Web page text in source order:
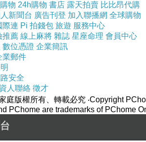
物 24h購物 書店 露天拍賣 比比昂代購
新聞台 廣告刊登 加入聯播網 全球購物
際連 Pi 拍錢包 旅遊 服務中心
推薦 線上麻將 雜誌 星座命理 會員中心
數位憑證 企業簡訊
業郵件
安全
人聯絡 徵才
庭版權所有、轉載必究 ‧Copyright
PChome are trademarks of PChome